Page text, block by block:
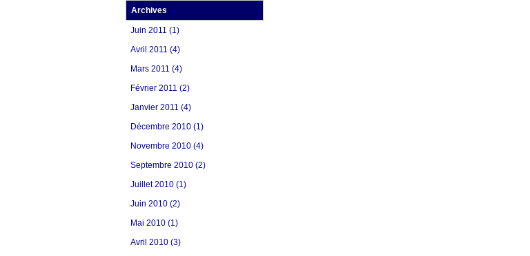
Archives
Juin 2011 (1)
Avril 2011 (4)
Mars 2011 (4)
Février 2011 (2)
Janvier 2011 (4)
Décembre 2010 (1)
Novembre 2010 (4)
Septembre 2010 (2)
Juillet 2010 (1)
Juin 2010 (2)
Mai 2010 (1)
Avril 2010 (3)